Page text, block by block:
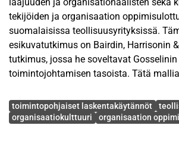
tekijöiden ja organisaation
suomalaisissa teollisuusyrityksissä.
esikuvatutkimus on Bairdin, Harrisonin
tutkimus, jossa he soveltavat
toimintojohtamisen tasoista. Tätä
asiakaskannattavuusanalyysilla,
(2004) tutkimuksessa ehdotetun
Avainsanat
toimintopohjaiset laskentakäytännöt
organisaatiokulttuuri
organisaation